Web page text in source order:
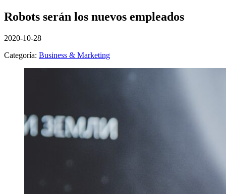
Robots serán los nuevos empleados
2020-10-28
Categoría: Business & Marketing